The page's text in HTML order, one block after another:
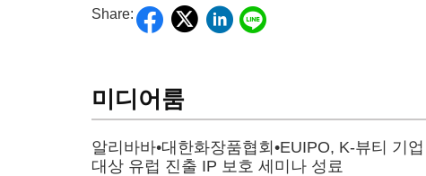
Share:
미디어룸
알리바바•대한화장품협회•EUIPO, K-뷰티 기업
대상 유럽 진출 IP 보호 세미나 성료